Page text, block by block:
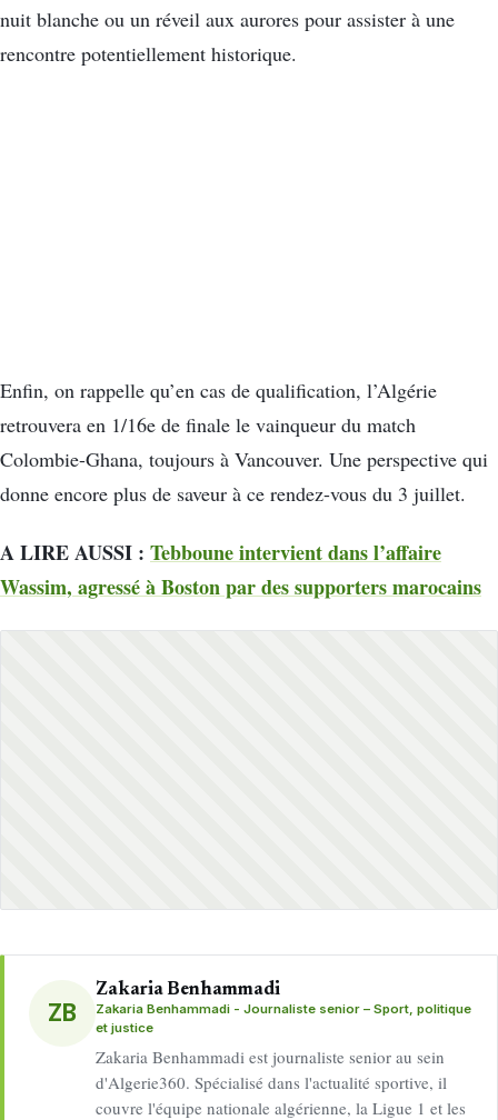
nuit blanche ou un réveil aux aurores pour assister à une
rencontre potentiellement historique.
Enfin, on rappelle qu’en cas de qualification, l’Algérie
retrouvera en 1/16e de finale le vainqueur du match
Colombie-Ghana, toujours à Vancouver. Une perspective qui
donne encore plus de saveur à ce rendez-vous du 3 juillet.
A LIRE AUSSI : Tebboune intervient dans l’affaire
Wassim, agressé à Boston par des supporters marocains
ZB
Zakaria Benhammadi
Zakaria Benhammadi - Journaliste senior – Sport, politique
et justice
Zakaria Benhammadi est journaliste senior au sein
d'Algerie360. Spécialisé dans l'actualité sportive, il
couvre l'équipe nationale algérienne, la Ligue 1 et les